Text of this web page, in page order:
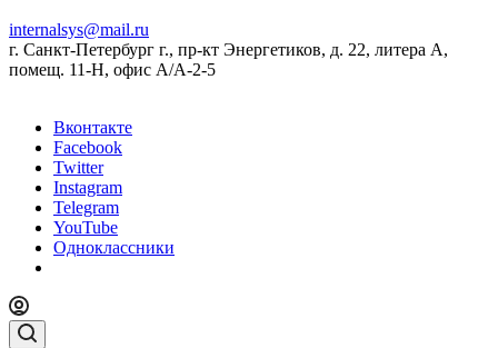
internalsys@mail.ru
г. Санкт-Петербург г., пр-кт Энергетиков, д. 22, литера А,
помещ. 11-Н, офис А/А-2-5
Вконтакте
Facebook
Twitter
Instagram
Telegram
YouTube
Одноклассники